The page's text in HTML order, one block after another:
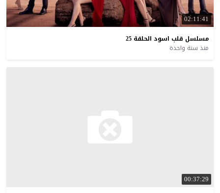
02:11:41
مسلسل قلب اسود الحلقة 25
منذ سنة واحدة
00:37:29